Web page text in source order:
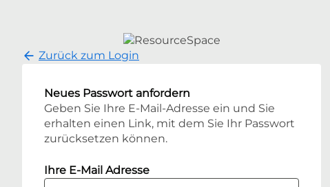
Zurück zum Login
Neues Passwort anfordern
Geben Sie Ihre E-Mail-Adresse ein und Sie
erhalten einen Link, mit dem Sie Ihr Passwort
zurücksetzen können.
Ihre E-Mail Adresse